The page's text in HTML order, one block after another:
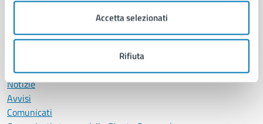
Accetta selezionati
Rifiuta
Notizie
Avvisi
Comunicati